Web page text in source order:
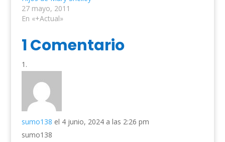
27 mayo, 2011
En «+Actual»
1 Comentario
sumo138 el 4 junio, 2024 a las 2:26 pm
sumo138